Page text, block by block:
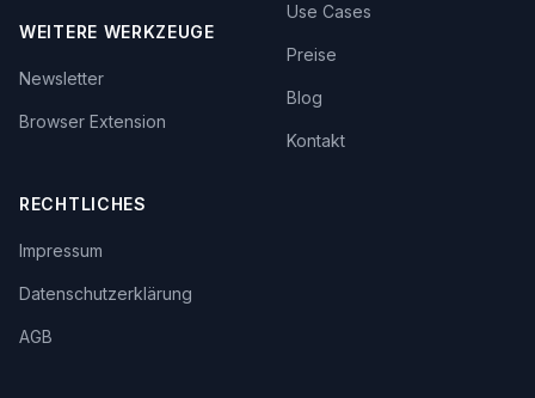
WEITERE WERKZEUGE
Newsletter
Browser Extension
Use Cases
Preise
Blog
Kontakt
RECHTLICHES
Impressum
Datenschutzerklärung
AGB